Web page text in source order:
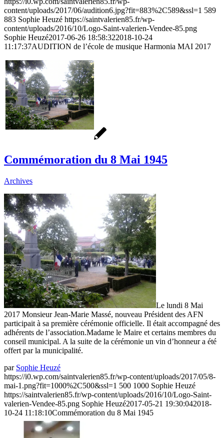
content/uploads/2017/06/audition6.jpg?fit=883%2C589&ssl=1 589
883 Sophie Heuzé https://saintvalerien85.fr/wp-
content/uploads/2016/10/Logo-Saint-valerien-Vendee-85.png
Sophie Heuzé2017-06-26 18:58:322018-10-24
11:17:37AUDITION de l’école de musique Harmonia MAI 2017
Commémoration du 8 Mai 1945
Archives
Le lundi 8 Mai
2017 Monsieur Jean-Marie Massé, nouveau Président des AFN
participait à sa première cérémonie officielle. Il était accompagné des
adhérents de l’association.Madame le Maire et certains membres du
conseil municipal. A la suite de la cérémonie un vin d’honneur a été
offert par la municipalité.
par Sophie Heuzé
https://i0.wp.com/saintvalerien85.fr/wp-content/uploads/2017/05/8-
mai-1.png?fit=1000%2C500&ssl=1 500 1000 Sophie Heuzé
https://saintvalerien85.fr/wp-content/uploads/2016/10/Logo-Saint-
valerien-Vendee-85.png Sophie Heuzé2017-05-21 19:30:042018-
10-24 11:18:10Commémoration du 8 Mai 1945